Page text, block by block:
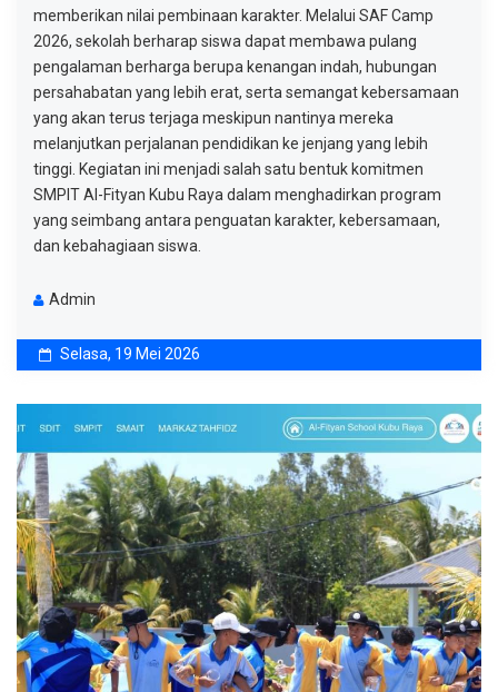
memberikan nilai pembinaan karakter. Melalui SAF Camp
2026, sekolah berharap siswa dapat membawa pulang
pengalaman berharga berupa kenangan indah, hubungan
persahabatan yang lebih erat, serta semangat kebersamaan
yang akan terus terjaga meskipun nantinya mereka
melanjutkan perjalanan pendidikan ke jenjang yang lebih
tinggi. Kegiatan ini menjadi salah satu bentuk komitmen
SMPIT Al-Fityan Kubu Raya dalam menghadirkan program
yang seimbang antara penguatan karakter, kebersamaan,
dan kebahagiaan siswa.
Admin
Selasa, 19 Mei 2026